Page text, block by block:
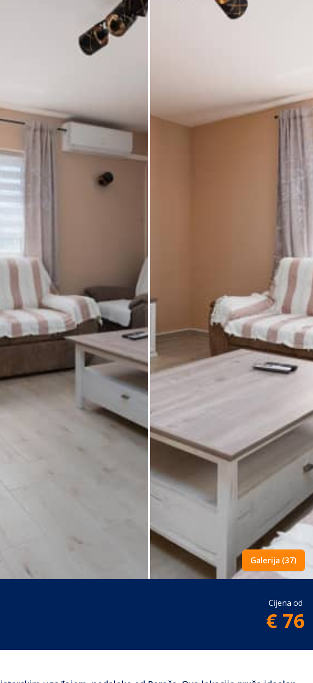
Galerija (37)
Cijena od
€ 76